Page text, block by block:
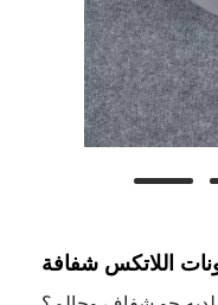
اللاتكس شفافة